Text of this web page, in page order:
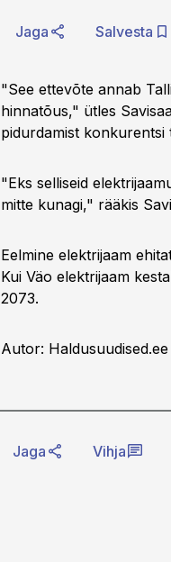
Jaga Salvesta
"See ettevõte annab
hinnatõus," ütles
pidurdamist konkurentsi
"Eks selliseid
mitte kunagi," rääkis
Eelmine elektrijaam
Kui Väo elektrijaam
2073.
Autor: Haldusuudised.ee
Jaga Vihja